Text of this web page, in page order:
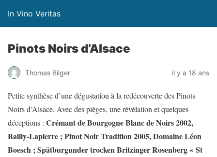
In Vino Veritas
Pinots Noirs d’Alsace
Thomas Bilger il y a 18 ans
Petite synthèse d’une dégustation à la redécouverte des Pinots
Noirs d’Alsace. Avec des pièges, une révélation et quelques
déceptions : Crémant de Bourgogne Blanc de Noirs 2002,
Bailly-Lapierre ; Pinot Noir Tradition 2005, Domaine Léon
Boesch ; Spätburgunder trocken Britzinger Rosenberg « St